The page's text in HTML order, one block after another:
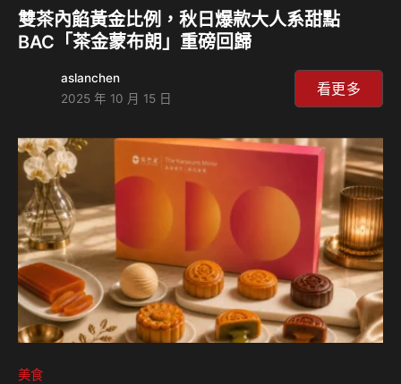
雙茶內餡黃金比例，秋日爆款大人系甜點
BAC「茶金蒙布朗」重磅回歸
aslanchen
2025 年 10 月 15 日
看更多
美食